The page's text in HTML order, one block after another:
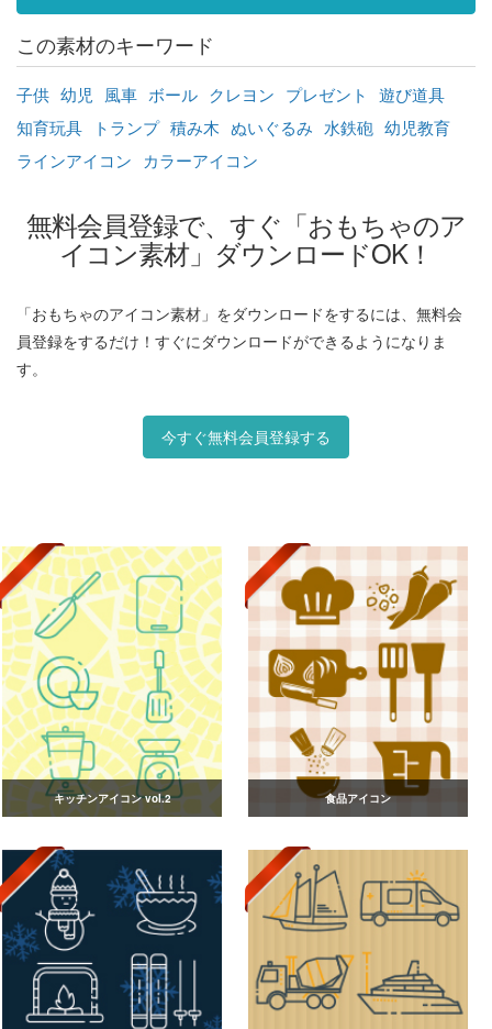
この素材のキーワード
子供 幼児 風車 ボール クレヨン プレゼント
遊び道具
知育玩具
トランプ 積み木 ぬいぐるみ 水鉄砲 幼児教育
ラインアイコン
カラーアイコン
無料会員登録で、すぐ「おもちゃのア
イコン素材」ダウンロードOK！
「おもちゃのアイコン素材」をダウンロードをするには、無料会
員登録をするだけ！すぐにダウンロードができるようになりま
す。
今すぐ無料会員登録する
キッチンアイコン vol.2 食品アイコン